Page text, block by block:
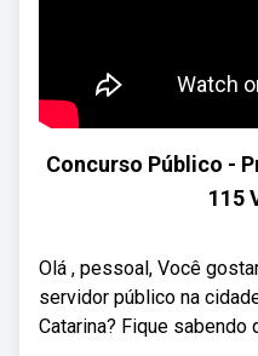
Concurso Público -
115
Olá , pessoal, Você
servidor público na
Catarina? Fique sabendo